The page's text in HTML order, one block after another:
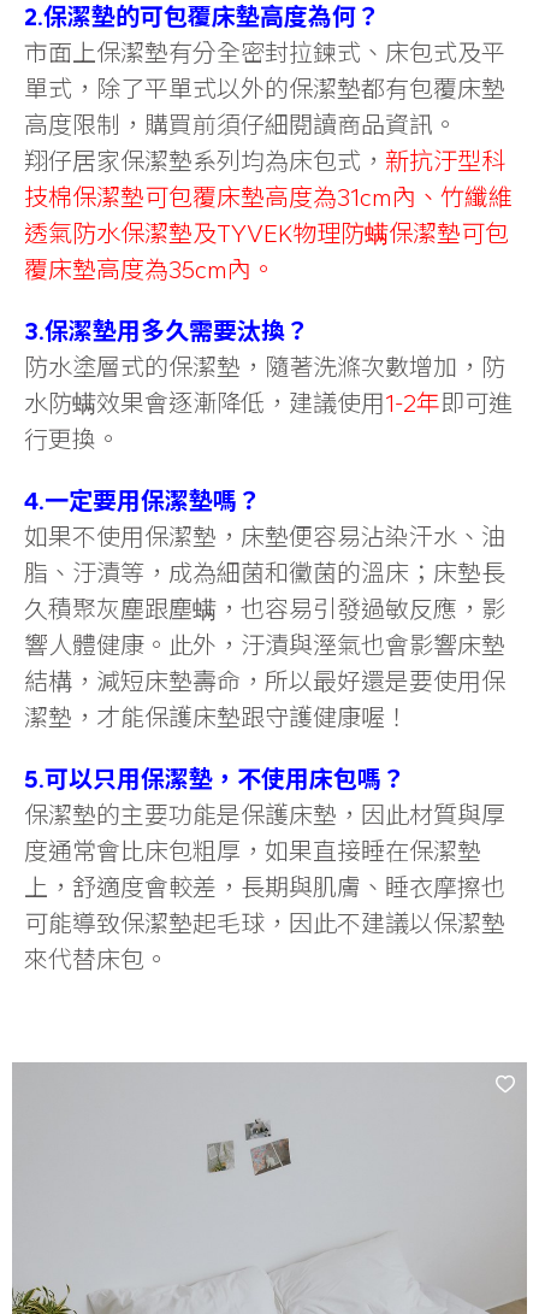
2.保潔墊的可包覆床墊高度為何？
市面上保潔墊有分全密封拉鍊式、床包式及平
單式，除了平單式以外的保潔墊都有包覆床墊
高度限制，購買前須仔細閱讀商品資訊。
翔仔居家保潔墊系列均為床包式， 新抗汙型科
技棉保潔墊可包覆床墊高度為31cm內、竹纖維
透氣防水保潔墊及TYVEK物理防螨保潔墊可包
覆床墊高度為35cm內。
3.保潔墊用多久需要汰換？
防水塗層式的保潔墊，隨著洗滌次數增加，防
水防螨效果會逐漸降低，建議使用1-2年即可進
行更換。
4.一定要用保潔墊嗎？
如果不使用保潔墊，床墊便容易沾染汗水、油
脂、汙漬等，成為細菌和黴菌的溫床；床墊長
久積聚灰塵跟塵螨，也容易引發過敏反應，影
響人體健康。此外，汙漬與溼氣也會影響床墊
結構，減短床墊壽命，所以最好還是要使用保
潔墊，才能保護床墊跟守護健康喔！
5.可以只用保潔墊，不使用床包嗎？
保潔墊的主要功能是保護床墊，因此材質與厚
度通常會比床包粗厚，如果直接睡在保潔墊
上，舒適度會較差，長期與肌膚、睡衣摩擦也
可能導致保潔墊起毛球，因此不建議以保潔墊
來代替床包。